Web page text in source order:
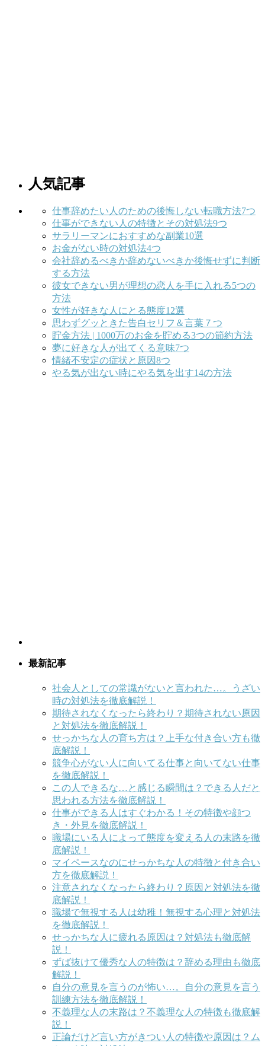
人気記事
仕事辞めたい人のための後悔しない転職方法7つ
仕事ができない人の特徴とその対処法9つ
サラリーマンにおすすめな副業10選
お金がない時の対処法4つ
会社辞めるべきか辞めないべきか後悔せずに判断
する方法
彼女できない男が理想の恋人を手に入れる5つの
方法
女性が好きな人にとる態度12選
思わずグッときた告白セリフ＆言葉７つ
貯金方法 | 1000万のお金を貯める3つの節約方法
夢に好きな人が出てくる意味7つ
情緒不安定の症状と原因8つ
やる気が出ない時にやる気を出す14の方法
最新記事
社会人としての常識がないと言われた…。うざい
時の対処法を徹底解説！
期待されなくなったら終わり？期待されない原因
と対処法を徹底解説！
せっかちな人の育ち方は？上手な付き合い方も徹
底解説！
競争心がない人に向いてる仕事と向いてない仕事
を徹底解説！
この人できるな…と感じる瞬間は？できる人だと
思われる方法を徹底解説！
仕事ができる人はすぐわかる！その特徴や顔つ
き・外見を徹底解説！
職場にいる人によって態度を変える人の末路を徹
底解説！
マイペースなのにせっかちな人の特徴と付き合い
方を徹底解説！
注意されなくなったら終わり？原因と対処法を徹
底解説！
職場で無視する人は幼稚！無視する心理と対処法
を徹底解説！
せっかちな人に疲れる原因は？対処法も徹底解
説！
ずば抜けて優秀な人の特徴は？辞める理由も徹底
解説！
自分の意見を言うのが怖い…。自分の意見を言う
訓練方法を徹底解説！
不義理な人の末路は？不義理な人の特徴も徹底解
説！
正論だけど言い方がきつい人の特徴や原因は？ム